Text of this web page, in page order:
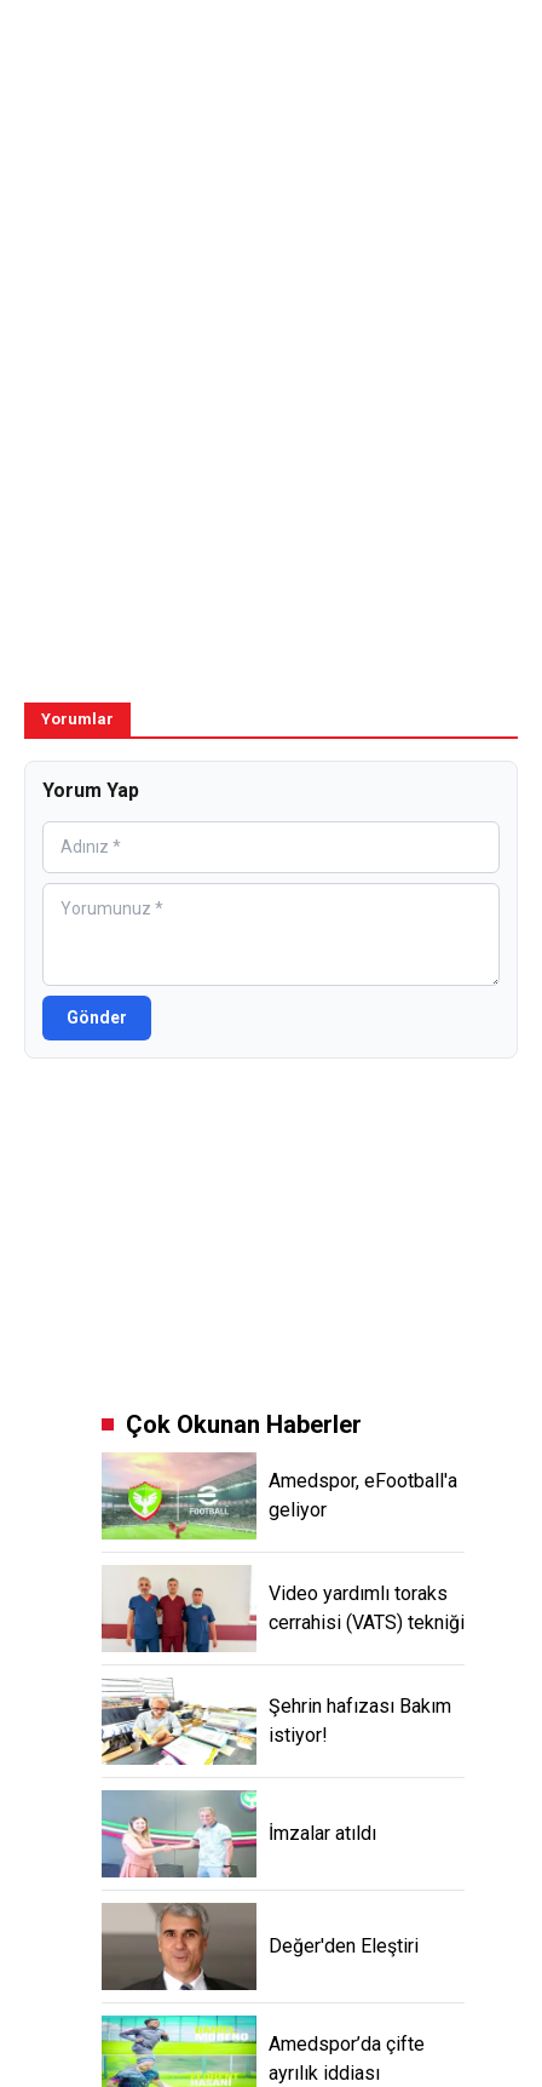
Yorumlar
Yorum Yap
Gönder
Çok Okunan Haberler
Amedspor, eFootball'a
geliyor
Video yardımlı toraks
cerrahisi (VATS) tekniği
Şehrin hafızası Bakım
istiyor!
İmzalar atıldı
Değer'den Eleştiri
Amedspor’da çifte
ayrılık iddiası